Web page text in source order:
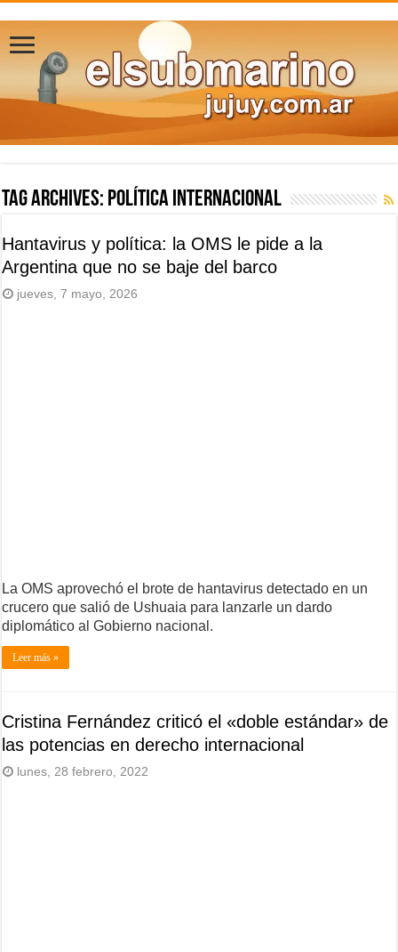
Tag Archives: política internacional
Hantavirus y política: la OMS le pide a la
Argentina que no se baje del barco
jueves, 7 mayo, 2026
La OMS aprovechó el brote de hantavirus detectado en un
crucero que salió de Ushuaia para lanzarle un dardo
diplomático al Gobierno nacional.
Leer más »
Cristina Fernández criticó el «doble estándar» de
las potencias en derecho internacional
lunes, 28 febrero, 2022